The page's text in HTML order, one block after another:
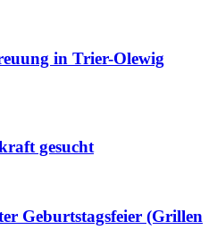
in Trier-Olewig
gesucht
Geburtstagsfeier (Grillen